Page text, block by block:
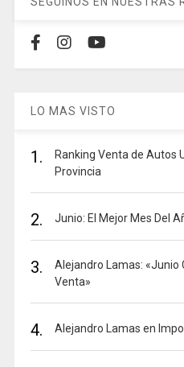
LO MAS VISTO
1.
Ranking Venta de Autos
Provincia
2. Junio: El Mejor Mes Del
3.
Alejandro Lamas: «Junio
Venta»
4. Alejandro Lamas en